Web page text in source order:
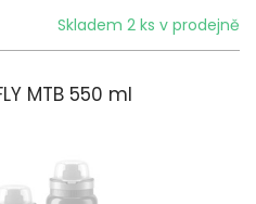
Skladem 2 ks v prodejně
MTB 550 ml